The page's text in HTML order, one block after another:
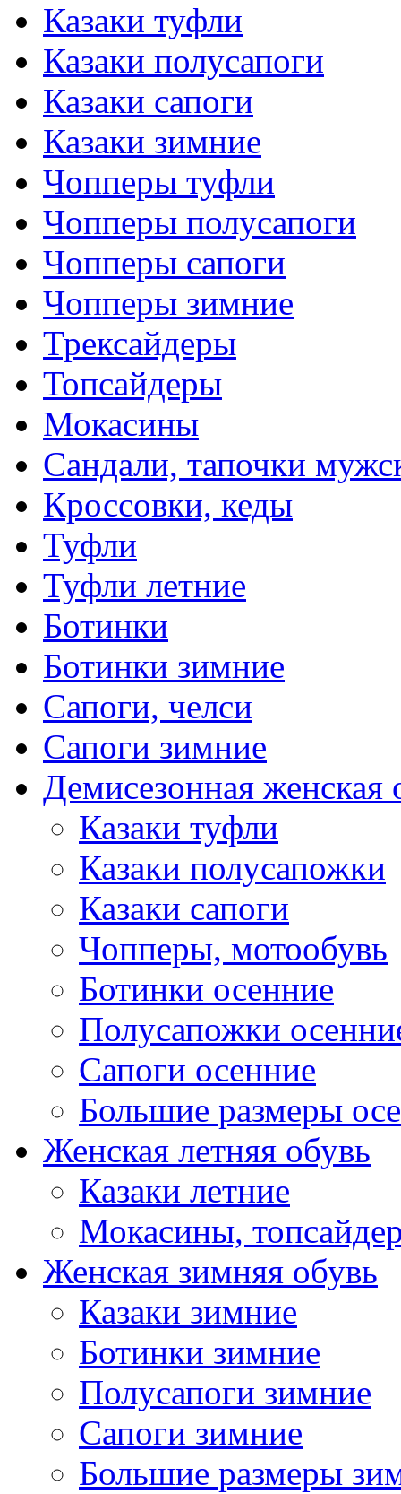
Казаки туфли
Казаки полусапоги
Казаки сапоги
Казаки зимние
Чопперы туфли
Чопперы полусапоги
Чопперы сапоги
Чопперы зимние
Трексайдеры
Топсайдеры
Мокасины
Сандали, тапочки
Кроссовки, кеды
Туфли
Туфли летние
Ботинки
Ботинки зимние
Сапоги, челси
Сапоги зимние
Демисезонная женская
Казаки туфли
Казаки полусапожки
Казаки сапоги
Чопперы, мотообувь
Ботинки осенние
Полусапожки
Сапоги осенние
Большие размеры
Женская летняя обувь
Казаки летние
Мокасины,
Женская зимняя обувь
Казаки зимние
Ботинки зимние
Полусапоги зимние
Сапоги зимние
Большие размеры